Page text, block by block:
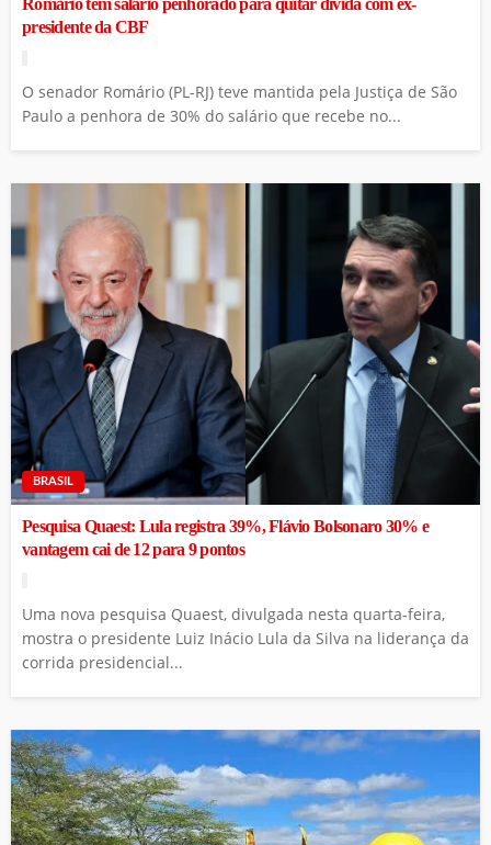
Romário tem salário penhorado para quitar dívida com ex-
presidente da CBF
O senador Romário (PL-RJ) teve mantida pela Justiça de São
Paulo a penhora de 30% do salário que recebe no...
BRASIL
Pesquisa Quaest: Lula registra 39%, Flávio Bolsonaro 30% e
vantagem cai de 12 para 9 pontos
Uma nova pesquisa Quaest, divulgada nesta quarta-feira,
mostra o presidente Luiz Inácio Lula da Silva na liderança da
corrida presidencial...